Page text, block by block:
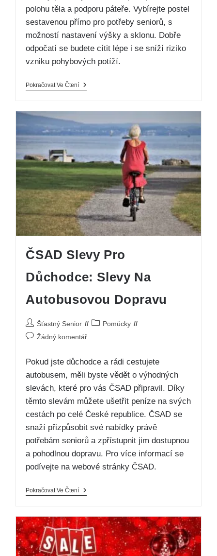
polohu těla a podporu páteře. Vybírejte postel
sestavenou přímo pro potřeby seniorů, s
možností nastavení výšky a sklonu. Dobře
odpočatí se budete cítit lépe i se sníží riziko
vzniku pohybových potíží.
Pokračovat Ve Čtení
ČSAD Slevy Pro
Důchodce: Slevy Na
Autobusovou Dopravu
Šťastný Senior
Pomůcky
Žádný komentář
Pokud jste důchodce a rádi cestujete
autobusem, měli byste vědět o výhodných
slevách, které pro vás ČSAD připravil. Díky
těmto slevám můžete ušetřit peníze na svých
cestách po celé České republice. ČSAD se
snaží přizpůsobit své nabídky právě
potřebám seniorů a zpřístupnit jim dostupnou
a pohodlnou dopravu. Pro více informací se
podívejte na webové stránky ČSAD.
Pokračovat Ve Čtení